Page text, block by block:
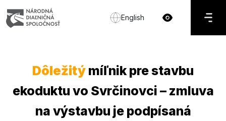
English
Dôležitý míľnik pre stavbu
ekoduktu vo Svrčinovci – zmluva
na výstavbu je podpísaná